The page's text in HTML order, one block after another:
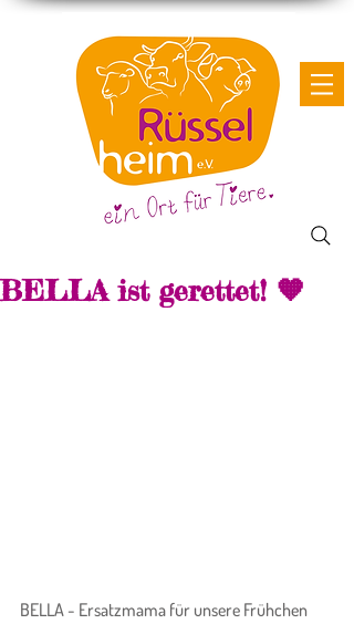
BELLA ist gerettet! 🧡
BELLA - Ersatzmama für unsere Frühchen